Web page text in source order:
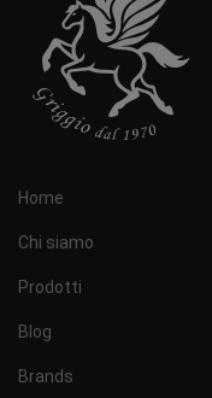
Home
Chi siamo
Prodotti
Blog
Brands